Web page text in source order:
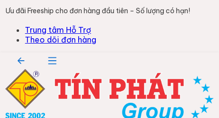
Ưu đãi Freeship cho đơn hàng đầu tiên – Số lượng có hạn!
Trung tâm Hỗ Trợ
Theo dõi đơn hàng